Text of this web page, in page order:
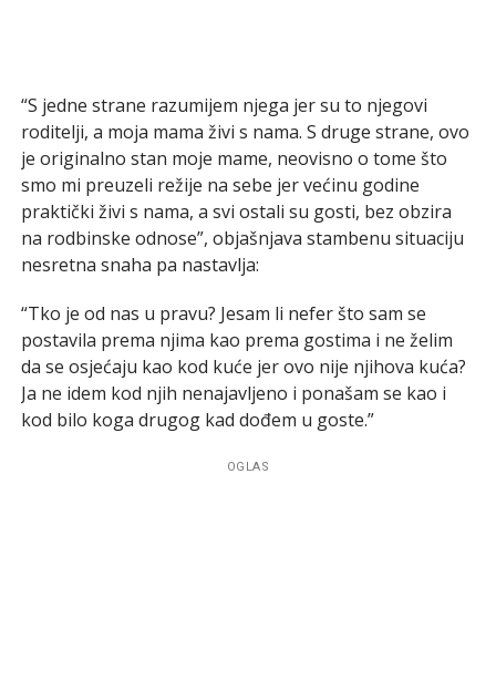
“S jedne strane razumijem njega jer su to njegovi
roditelji, a moja mama živi s nama. S druge strane, ovo
je originalno stan moje mame, neovisno o tome što
smo mi preuzeli režije na sebe jer većinu godine
praktički živi s nama, a svi ostali su gosti, bez obzira
na rodbinske odnose”, objašnjava stambenu situaciju
nesretna snaha pa nastavlja:
“Tko je od nas u pravu? Jesam li nefer što sam se
postavila prema njima kao prema gostima i ne želim
da se osjećaju kao kod kuće jer ovo nije njihova kuća?
Ja ne idem kod njih nenajavljeno i ponašam se kao i
kod bilo koga drugog kad dođem u goste.”
OGLAS